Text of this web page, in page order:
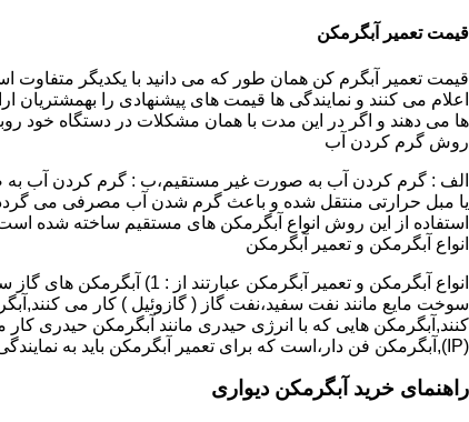
قیمت تعمیر آبگرمکن
قیمت تعمیر آبگرم کن همان طور که می دانید با یکدیگر متفاوت
اعلام می کنند و نمایندگی ها قیمت های پیشنهادی را
ها می دهند و اگر در این مدت با همان مشکلات در دستگاه خود
روش گرم کردن آب
الف : گرم کردن آب به صورت غیر مستقیم،ب : گرم کردن آب به
یا مبل حرارتی منتقل شده و باعث گرم شدن آب مصرفی می
استفاده از این روش انواع آبگرمکن های مستقیم ساخته شده
انواع آبگرمکن و تعمیر آبگرمکن
سوخت مایع مانند نفت سفید،نفت گاز ( گازوئیل ) کار می
(IP),آبگرمکن فن دار،است که برای تعمیر آبگرمکن باید به نمایندگی تماس حاصل فرمایید.
راهنمای خرید آبگرمکن دیواری